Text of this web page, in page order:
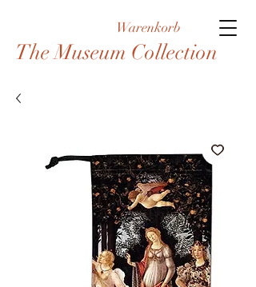
Warenkorb
The Museum Collection